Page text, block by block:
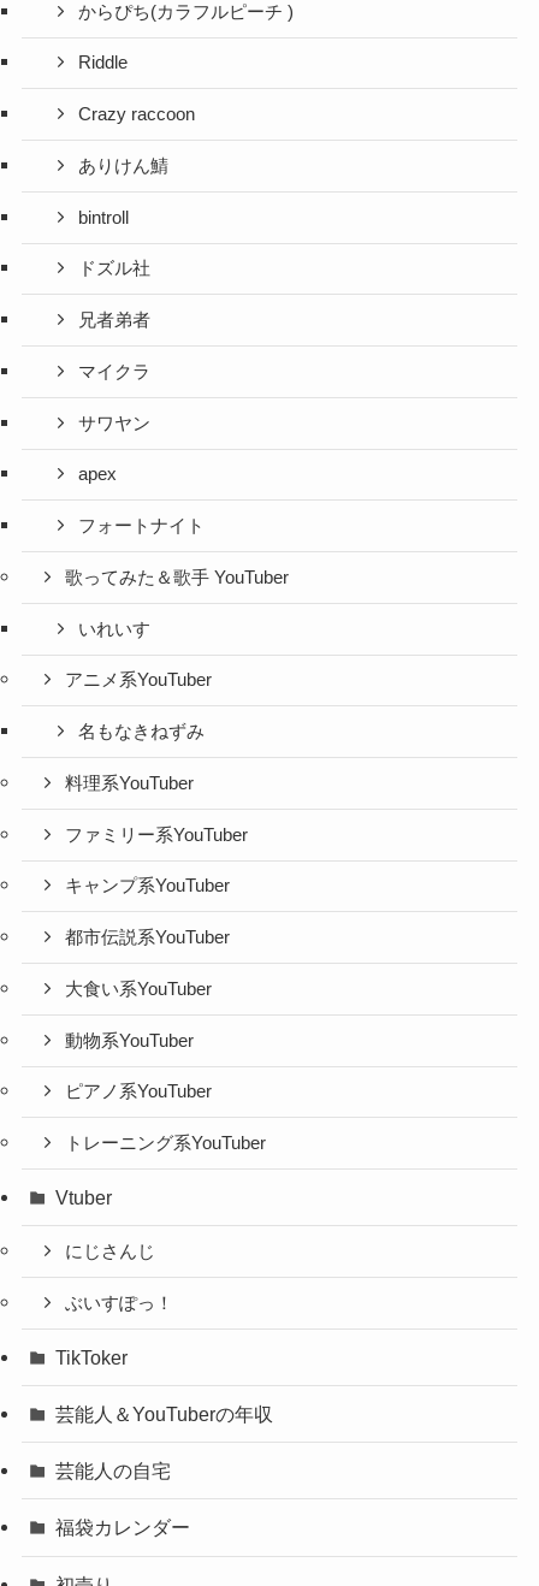
からぴち(カラフルピーチ )
Riddle
Crazy raccoon
ありけん鯖
bintroll
ドズル社
兄者弟者
マイクラ
サワヤン
apex
フォートナイト
歌ってみた＆歌手 YouTuber
いれいす
アニメ系YouTuber
名もなきねずみ
料理系YouTuber
ファミリー系YouTuber
キャンプ系YouTuber
都市伝説系YouTuber
大食い系YouTuber
動物系YouTuber
ピアノ系YouTuber
トレーニング系YouTuber
Vtuber
にじさんじ
ぶいすぽっ！
TikToker
芸能人＆YouTuberの年収
芸能人の自宅
福袋カレンダー